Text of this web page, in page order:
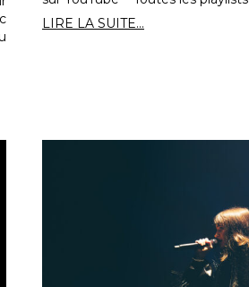
LIRE LA SUITE...